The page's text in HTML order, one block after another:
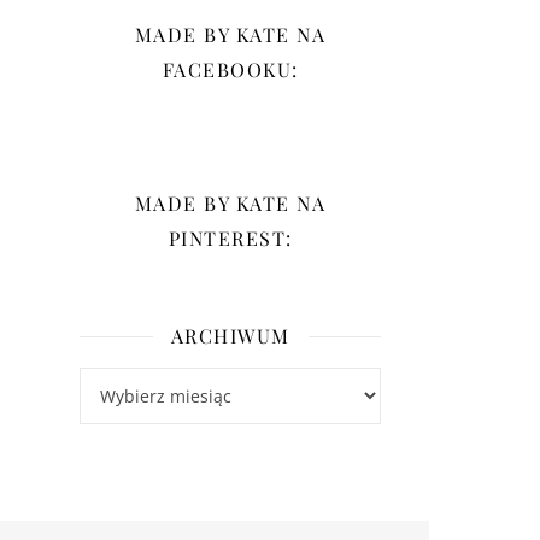
MADE BY KATE NA
FACEBOOKU:
MADE BY KATE NA
PINTEREST:
ARCHIWUM